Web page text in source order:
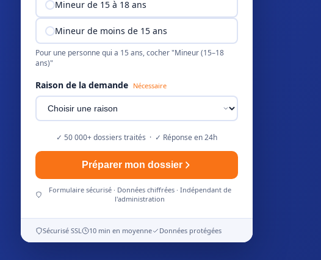
Mineur de 15 à 18 ans
Mineur de moins de 15 ans
Pour une personne qui a 15 ans, cocher "Mineur (15–18
ans)"
Raison de la demande Nécessaire
✓ 50 000+ dossiers traités · ✓ Réponse en 24h
Préparer mon dossier
Formulaire sécurisé · Données chiffrées · Indépendant de
l'administration
Sécurisé SSL 10 min en moyenne Données protégées